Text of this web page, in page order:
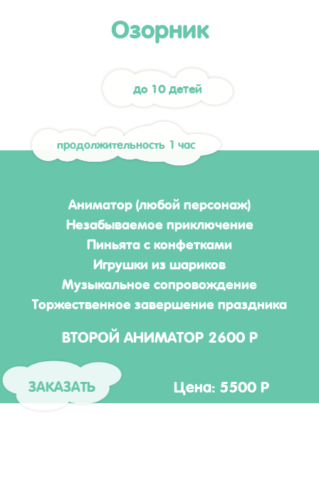
Озорник
до 10 детей
продолжительность 1 час
Аниматор (любой персонаж)
Незабываемое приключение
Пиньята с конфетками
Игрушки из шариков
Музыкальное сопровождение
Торжественное завершение праздника
ВТОРОЙ АНИМАТОР 2600 Р
ЗАКАЗАТЬ Цена: 5500 Р